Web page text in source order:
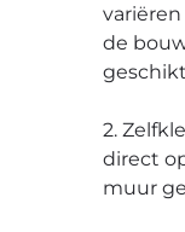
de
2.
direct
muur